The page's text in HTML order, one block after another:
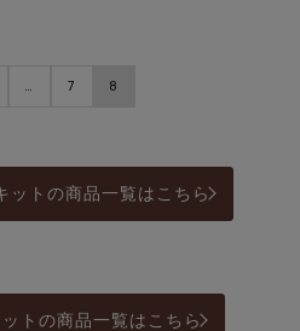
… 7 8
ットの商品一覧はこちら
トの商品一覧はこちら